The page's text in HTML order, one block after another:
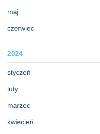
maj
czerwiec
2024
styczeń
luty
marzec
kwiecień